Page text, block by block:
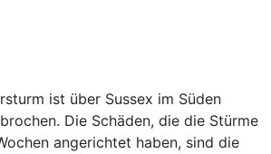
ist über Sussex im Süden
Die Schäden, die die Stürme
angerichtet haben, sind die